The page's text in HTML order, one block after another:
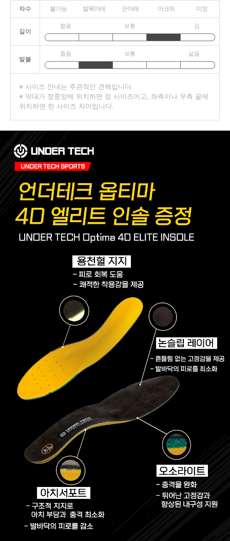
자수 불가능 발목아래 끈아래 마크위 미정
길이
짧음 보통 김
발볼
좁음 보통 넓음
※ 사이즈 안내는 주관적인 견해입니다.
※ 막대가 정중앙에 위치하면 정 사이즈이고, 좌측이나 우측 끝에
위치하면 한 사이즈 차이입니다.